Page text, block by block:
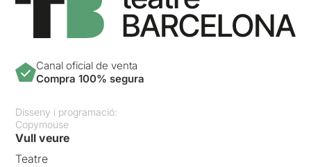
Canal oficial de venta
Compra 100% segura
Disseny i programació:
Copymouse
Vull veure
Teatre